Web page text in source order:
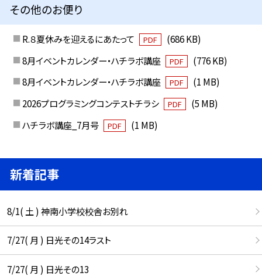
その他のお便り
R.８夏休みを迎えるにあたって PDF
(686 KB)
8月イベントカレンダー・ハチラボ講座
PDF
(776 KB)
8月イベントカレンダー・ハチラボ講座
PDF
(1 MB)
2026プログラミングコンテストチラシ
PDF
(5 MB)
ハチラボ講座_7月号
PDF (1 MB)
新着記事
8/1( 土 ) 神南小学校校舎お別れ
7/27( 月 ) 日光その14ラスト
7/27( 月 ) 日光その13